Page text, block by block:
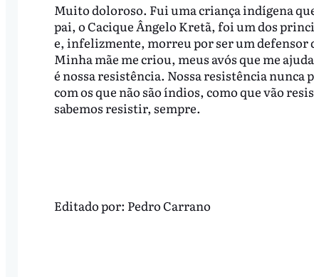
Muito doloroso. Fui uma criança indígena
pai, o Cacique Ângelo Kretã, foi um dos
e, infelizmente, morreu por ser um defensor
Minha mãe me criou, meus avós que me
é nossa resistência. Nossa resistência nunca
com os que não são índios, como que vão
sabemos resistir, sempre.
Editado por: Pedro Carrano